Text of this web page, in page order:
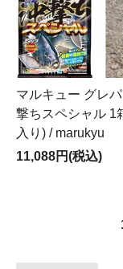
マルキュー グレ
撃ちスペシャル 1
入り) / marukyu
11,088円(税込)